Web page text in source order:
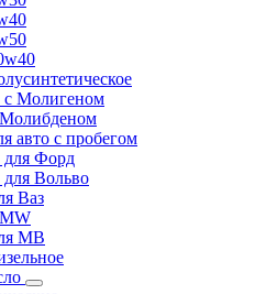
Молигеном
авто с пробегом
Форд
Вольво
Ваз
MB